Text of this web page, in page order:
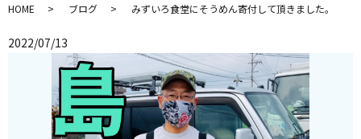
HOME ブログ みずいろ食堂にそうめん寄付して頂きました。
2022/07/13